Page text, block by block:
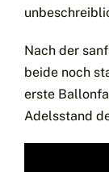
Nach der
beide noch
erste
Adelsstand